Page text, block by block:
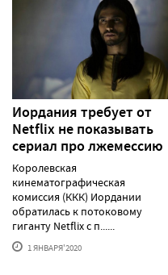
Иордания требует от
Netflix не показывать
сериал про лжемессию
Королевская
кинематографическая
комиссия (ККК) Иордании
обратилась к потоковому
гиганту Netflix с п......
1 ЯНВАРЯ'2020